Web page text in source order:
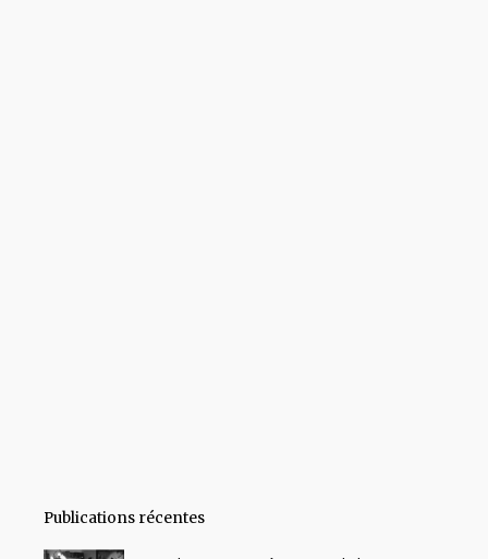
Publications récentes